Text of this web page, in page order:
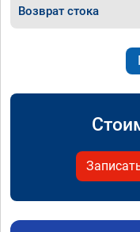
Возврат стока